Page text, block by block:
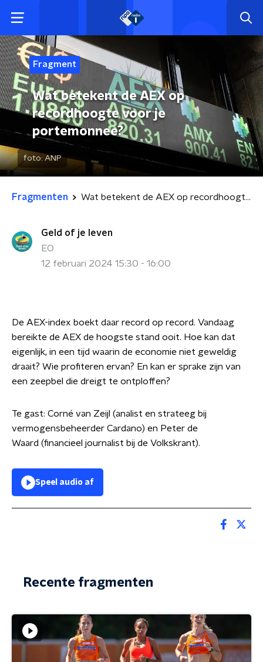
Fragment
Wat betekent de AEX op
recordhoogte voor je
portemonnee?
foto: ANP
Fragmenten Wat betekent de AEX op recordhoogte voor je portemonnee?
Geld of je leven
EO
12 februari 2024 15:30 - 16:00
De AEX-index boekt daar record op record. Vandaag
bereikte de AEX de hoogste stand ooit. Hoe kan dat
eigenlijk, in een tijd waarin de economie niet geweldig
draait? Wie profiteren ervan? En kan er sprake zijn van
een zeepbel die dreigt te ontploffen?
Te gast: Corné van Zeijl (analist en strateeg bij
vermogensbeheerder Cardano) en Peter de
Waard (financieel journalist bij de Volkskrant).
Speel audio af
Recente fragmenten